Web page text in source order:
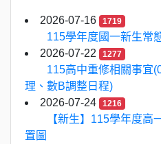
2026-07-16 1719
115學年度國一新生常
2026-07-22
1277
115高中重修相關事宜
理、數B調整日程)
2026-07-24
1216
【新生】115學年度高
置圖